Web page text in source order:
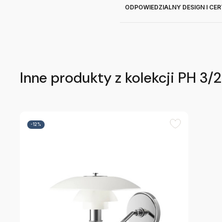
ODPOWIEDZIALNY DESIGN I
Inne produkty z kolekcji PH 3/2
-12%